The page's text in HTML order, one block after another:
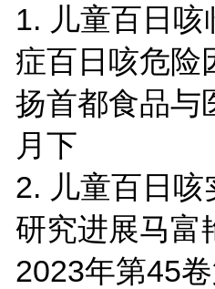
1. 儿童百日
症百日咳危险
扬首都食品与
月下
2. 儿童百日
研究进展马富
2023年第45